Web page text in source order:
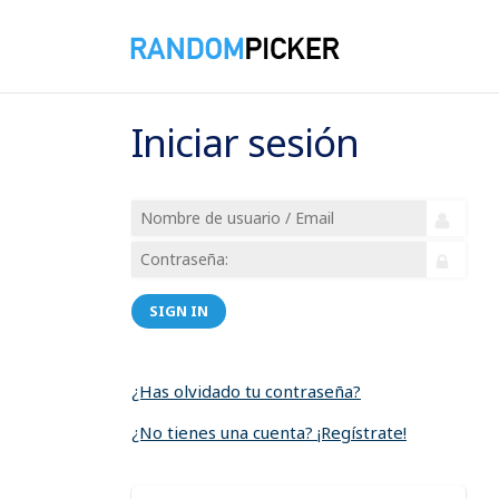
Iniciar sesión
SIGN IN
¿Has olvidado tu contraseña?
¿No tienes una cuenta? ¡Regístrate!